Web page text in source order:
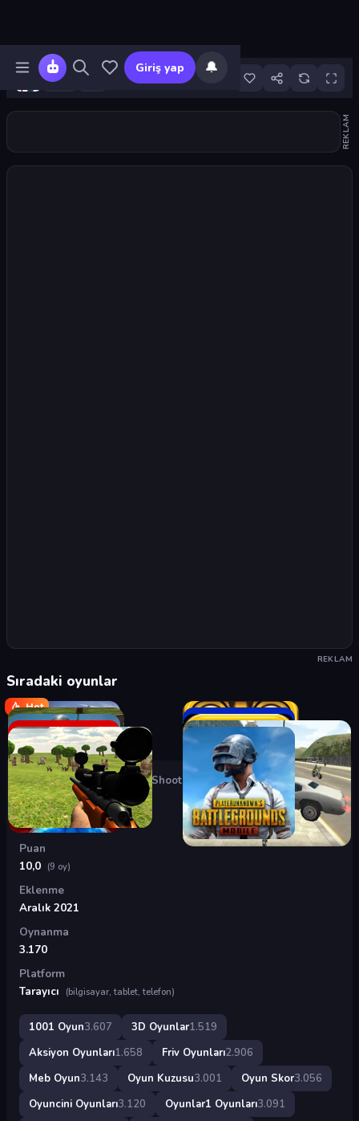
Giriş yap 🔔
9
REKLAM
REKLAM
Sıradaki oyunlar
Hot
Oyunlar›3D Oyunlar Time Shooter
Time Shooter
Puan
10,0 (9 oy)
Eklenme
Aralık 2021
Oynanma
3.170
Platform
Tarayıcı
(bilgisayar, tablet, telefon)
1001 Oyun3.607 3D Oyunlar1.519
Aksiyon Oyunları1.658 Friv Oyunları2.906
Meb Oyun3.143 Oyun Kuzusu3.001 Oyun Skor3.056
Oyuncini Oyunları3.120 Oyunlar1 Oyunları3.091